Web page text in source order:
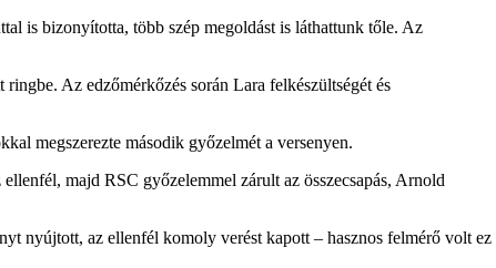
is bizonyította, több szép megoldást is láthattunk tőle. Az
Az edzőmérkőzés során Lara felkészültségét és
megszerezte második győzelmét a versenyen.
majd RSC győzelemmel zárult az összecsapás, Arnold
nyújtott, az ellenfél komoly verést kapott – hasznos felmérő volt ez